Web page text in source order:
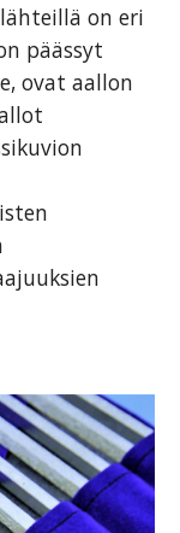
on eri
päässyt
ovat aallon